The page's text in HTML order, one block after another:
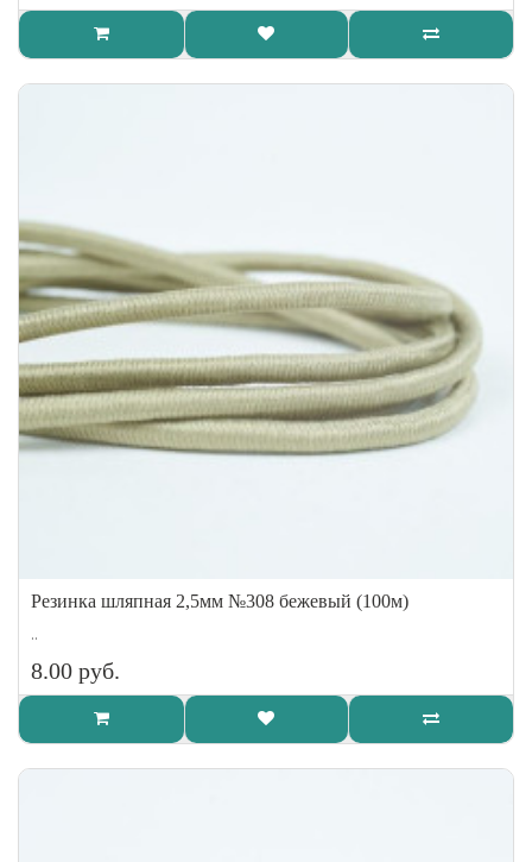
Резинка шляпная 2,5мм №308 бежевый (100м)
..
8.00 руб.